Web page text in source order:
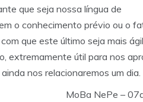
que seja nossa língua de
o conhecimento prévio ou o
que este último seja mais
extremamente útil para nos
nos relacionaremos um dia.
MoBa NePe –